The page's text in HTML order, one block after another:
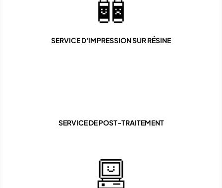
SERVICE D'IMPRESSION SUR RÉSINE
SERVICE DE POST-TRAITEMENT